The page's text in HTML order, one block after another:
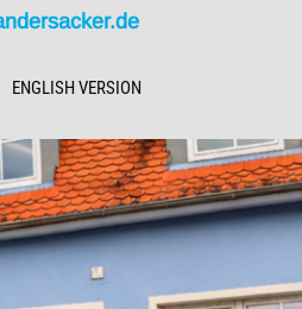
ENGLISH VERSION